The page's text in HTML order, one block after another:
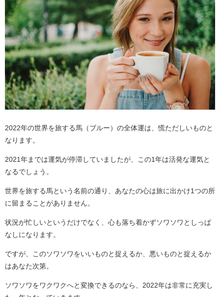
2022年の世界を旅する馬（ブルー）の全体運は、慌ただしいものと
なります。
2021年までは運気が停滞していましたが、この1年は活発な運気と
なるでしょう。
世界を旅する馬という名前の通り、あなたの心は旅に出かけ1つの所
に留まることがありません。
状況が忙しいというだけでなく、心も落ち着かずソワソワとしっぱ
なしになります。
ですが、このソワソワをいいものと捉えるか、悪いものと捉えるか
はあなた次第。
ソワソワをワクワクへと変換できるのなら、2022年は非常に充実し